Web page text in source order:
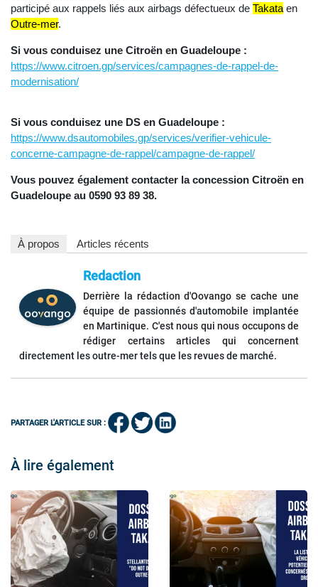
participé aux rappels liés aux airbags défectueux de Takata en
Outre-mer.
Si vous conduisez une Citroën en Guadeloupe :
https://www.citroen.gp/services/campagnes-de-rappel-de-
modernisation/
Si vous conduisez une DS en Guadeloupe :
https://www.dsautomobiles.gp/services/verifier-vehicule-
concerne-campagne-de-rappel/campagne-de-rappel/
Vous pouvez également contacter la concession Citroën en
Guadeloupe au 0590 93 89 38.
À propos Articles récents
Redaction
Derrière la rédaction d'Oovango se cache une
équipe de passionnés d'automobile implantée
en Martinique. C'est nous qui nous occupons de
rédiger certains articles qui concernent
directement les outre-mer tels que les revues de marché.
PARTAGER L'ARTICLE SUR :
À lire également